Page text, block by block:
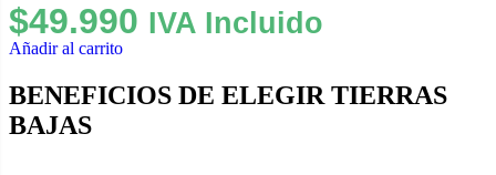
$49.990 IVA Incluido
Añadir al carrito
BENEFICIOS DE ELEGIR TIERRAS
BAJAS